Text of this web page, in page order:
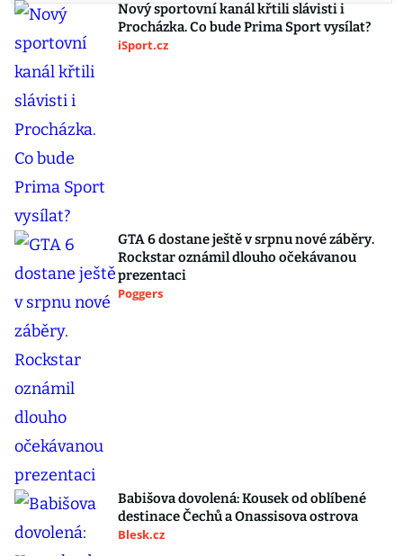
Nový sportovní kanál křtili slávisti i
Procházka. Co bude Prima Sport vysílat?
iSport.cz
GTA 6 dostane ještě v srpnu nové záběry.
Rockstar oznámil dlouho očekávanou
prezentaci
Poggers
Babišova dovolená: Kousek od oblíbené
destinace Čechů a Onassisova ostrova
Blesk.cz